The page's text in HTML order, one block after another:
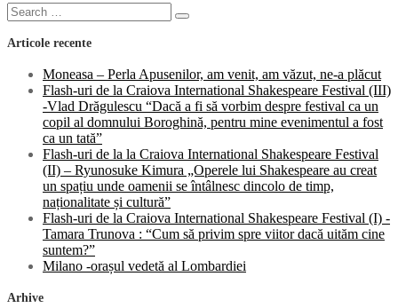
Search
for:
Search
Articole recente
Moneasa – Perla Apusenilor, am venit, am văzut, ne-a plăcut
Flash-uri de la Craiova International Shakespeare Festival (III)
-Vlad Drăgulescu “Dacă a fi să vorbim despre festival ca un
copil al domnului Boroghină, pentru mine evenimentul a fost
ca un tată”
Flash-uri de la la Craiova International Shakespeare Festival
(II) – Ryunosuke Kimura „Operele lui Shakespeare au creat
un spațiu unde oamenii se întâlnesc dincolo de timp,
naționalitate și cultură”
Flash-uri de la Craiova International Shakespeare Festival (I) -
Tamara Trunova : “Cum să privim spre viitor dacă uităm cine
suntem?”
Milano -orașul vedetă al Lombardiei
Arhive